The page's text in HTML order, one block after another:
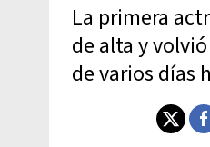
La primera
de alta y
de varios días